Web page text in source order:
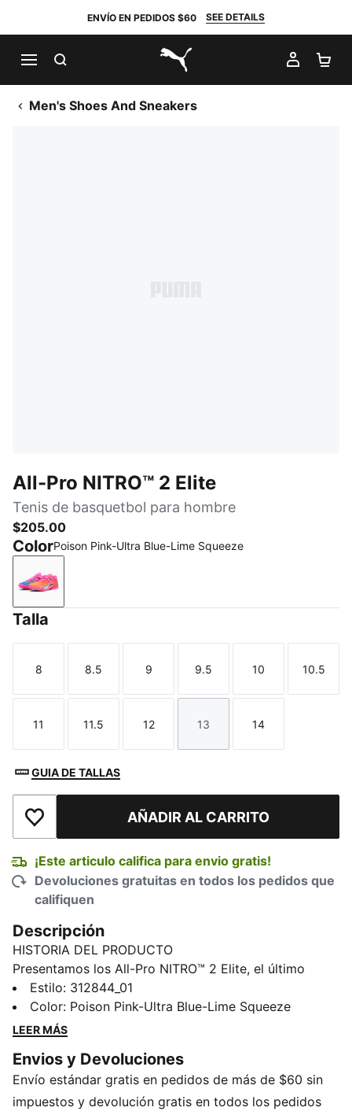
ENVÍO EN PEDIDOS $60 SEE DETAILS
PUMA.com
MI
Men's Shoes And Sneakers
All-Pro NITRO™ 2 Elite
Tenis de basquetbol para hombre
$205.00
ColorPoison Pink-Ultra Blue-Lime Squeeze
Poison Pink-Ultra Blue-Lime Squeeze
Talla
Talla
8
Talla
8.5
Talla
9
Talla
9.5
Talla
10
Talla
10.5
Talla
11
Talla
11.5
Talla
12
Talla
13
Talla
14
GUIA DE TALLAS
Añadir a la lista de deseosAÑADIR AL CARRITO
¡Este articulo califica para envio gratis!
Devoluciones gratuitas en todos los pedidos que
califiquen
Descripción
HISTORIA DEL PRODUCTO
Presentamos los All-Pro NITRO™ 2 Elite, el último
diseño de élite de la línea All-Pro NITRO™. Por primera
vez, este modelo cuenta con una entresuela interna
NITRO™ Elite para ofrecer una capacidad de respuesta
multidireccional. El empeine de malla de alta
tecnología garantiza ligereza y estabilidad. Esta
combinación de colores especial rinde homenaje a la
Estilo: 312844_01
Color: Poison Pink-Ultra Blue-Lime Squeeze
LEER MÁS
Envios y Devoluciones
Envío estándar gratis en pedidos de más de $60 sin
impuestos y devolución gratis en todos los pedidos